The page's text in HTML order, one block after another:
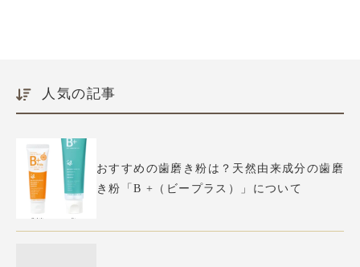
人気の記事
おすすめの歯磨き粉は？天然由来成分の歯磨
き粉「B +（ビープラス）」について